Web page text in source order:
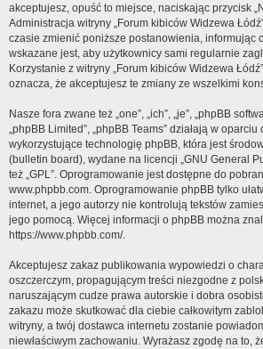
akceptujesz, opuść to miejsce, naciskając przycisk
Administracja witryny „Forum kibiców Widzewa
czasie zmienić poniższe postanowienia, informując
wskazane jest, aby użytkownicy sami regularnie
Korzystanie z witryny „Forum kibiców Widzewa
oznacza, że akceptujesz te zmiany ze wszelkimi
Nasze fora zwane też „one”, „ich”, „je”, „phpBB
„phpBB Limited”, „phpBB Teams” działają w
wykorzystujące technologię phpBB, która jest
(bulletin board), wydane na licencji „GNU General
też „GPL”. Oprogramowanie jest dostępne do
www.phpbb.com. Oprogramowanie phpBB tylko
internet, a jego autorzy nie kontrolują tekstów
jego pomocą. Więcej informacji o phpBB można
https://www.phpbb.com/.
Akceptujesz zakaz publikowania wypowiedzi o
oszczerczym, propagującym treści niezgodne z
naruszającym cudze prawa autorskie i dobra
zakazu może skutkować dla ciebie całkowitym
witryny, a twój dostawca internetu zostanie
niewłaściwym zachowaniu. Wyrażasz zgodę na to,